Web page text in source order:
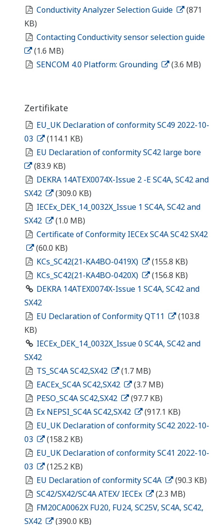
Conductivity Analyzer Selection Guide
(871
KB)
Contacting Conductivity sensor selection guide
(1.6 MB)
SENCOM 4.0 Platform: Grounding
(3.6 MB)
Zertifikate
EU_UK Declaration of conformity SC49 2022-10-
03
(114.1 KB)
EU Declaration of conformity SC42 large bore
(83.9 KB)
DEKRA 14ATEX0074X-Issue 2 -E SC4A, SC42 and
SX42
(309.0 KB)
IECEx_DEK_14_0032X_Issue 1 SC4A, SC42 and
SX42
(1.0 MB)
Certificate of Conformity IECEx SC4A SC42 SX42
(60.0 KB)
KCs_SC42(21-KA4BO-0419X)
(155.8 KB)
KCs_SC42(21-KA4BO-0420X)
(156.8 KB)
DEKRA 14ATEX0074X-Issue 1 SC4A, SC42 and
SX42
EU Declaration of Conformity QT11
(103.8
KB)
IECEx_DEK_14_0032X_Issue 0 SC4A, SC42 and
SX42
TS_SC4A SC42,SX42
(1.7 MB)
EACEx_SC4A SC42,SX42
(3.7 MB)
PESO_SC4A SC42,SX42
(97.7 KB)
Ex NEPSI_SC4A SC42,SX42
(917.1 KB)
EU_UK Declaration of conformity SC42 2022-10-
03
(158.2 KB)
EU_UK Declaration of conformity SC41 2022-10-
03
(125.2 KB)
EU Declaration of conformity SC4A
(90.3 KB)
SC42/SX42/SC4A ATEX/ IECEx
(2.3 MB)
FM20CA0062X FU20, FU24, SC25V, SC4A, SC42,
SX42
(390.0 KB)